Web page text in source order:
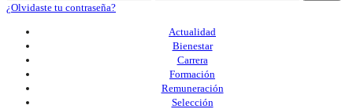
¿Olvidaste tu contraseña?
Actualidad
Bienestar
Carrera
Formación
Remuneración
Selección